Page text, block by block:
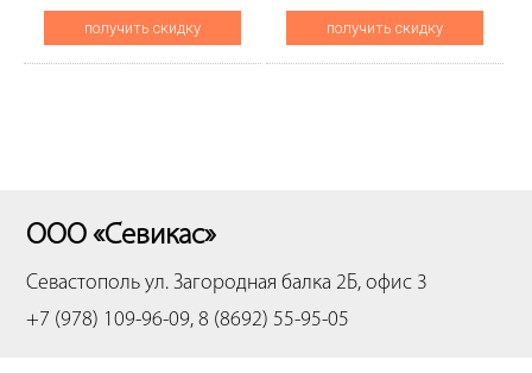
получить скидку получить скидку
ООО «Севикас»
Севастополь ул. Загородная балка 2Б, офис 3
+7 (978) 109-96-09, 8 (8692) 55-95-05